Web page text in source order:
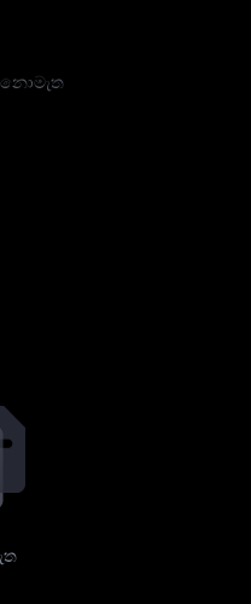
නොමැත